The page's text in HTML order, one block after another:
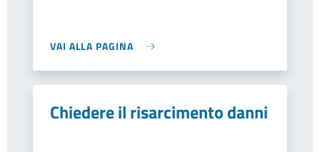
VAI ALLA PAGINA
Chiedere il risarcimento danni